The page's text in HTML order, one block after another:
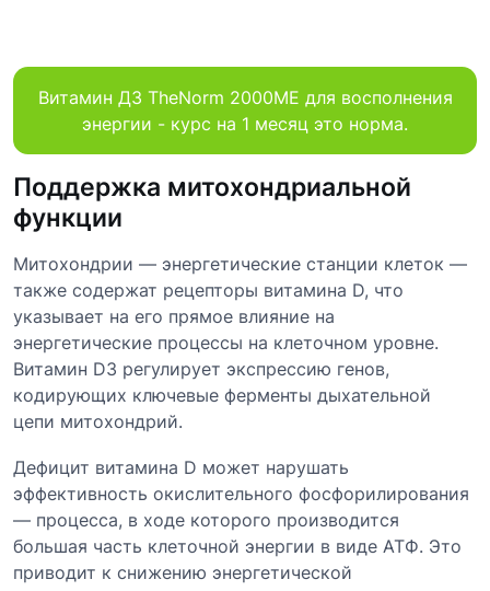
Витамин Д3 TheNorm 2000МЕ для восполнения
энергии - курс на 1 месяц это норма.
Поддержка митохондриальной
функции
Митохондрии — энергетические станции клеток —
также содержат рецепторы витамина D, что
указывает на его прямое влияние на
энергетические процессы на клеточном уровне.
Витамин D3 регулирует экспрессию генов,
кодирующих ключевые ферменты дыхательной
цепи митохондрий.
Дефицит витамина D может нарушать
эффективность окислительного фосфорилирования
— процесса, в ходе которого производится
большая часть клеточной энергии в виде АТФ. Это
приводит к снижению энергетической